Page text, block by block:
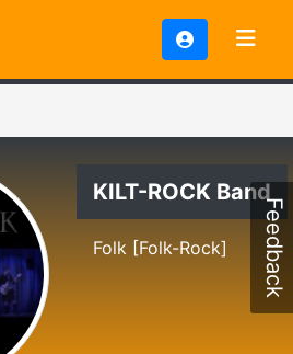
KILT-ROCK Band
Folk [Folk-Rock] Feedback